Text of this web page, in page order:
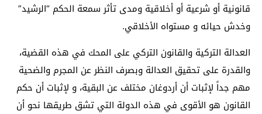
قانونية أو شرعية أو أخلاقية ومدى تأثر سمعة الحكم “الرشيد”
وخدش حيائه و مستواه الأخلاقي.
العدالة التركية والقانون التركي على المحك في هذه القضية،
والقدرة على تحقيق العدالة وبصرف النظر عن المجرم والضحية
مهم جداً لإثبات أن أردوغان مختلف عن البقية، و لإثبات أن حكم
القانون هو الأقوى في هذه الدولة التي تشق طريقها نحو أن